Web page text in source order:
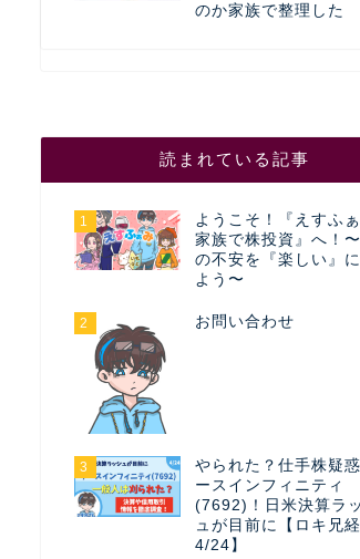
のか家族で整理した
読まれている記事
1
ようこそ！『えすふ
家族で株投資』へ！
の不安を『楽しい』に
よう〜
2 お問い合わせ
3
やられた？仕手株疑
ースインフィニティ
(7692)！日米決算ラ
ュが目前に【ロキ兄
4/24】